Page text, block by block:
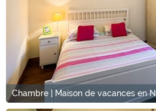
Chambre | Maison de vacances en